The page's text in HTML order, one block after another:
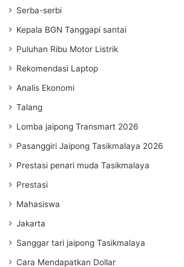
Serba-serbi
Kepala BGN Tanggapi santai
Puluhan Ribu Motor Listrik
Rekomendasi Laptop
Analis Ekonomi
Talang
Lomba jaipong Transmart 2026
Pasanggiri Jaipong Tasikmalaya 2026
Prestasi penari muda Tasikmalaya
Prestasi
Mahasiswa
Jakarta
Sanggar tari jaipong Tasikmalaya
Cara Mendapatkan Dollar